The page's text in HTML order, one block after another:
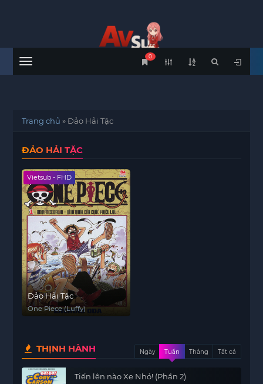
Menu
0
Trang chủ »Đảo Hải Tặc
ĐẢO HẢI TẶC
Vietsub - FHD
Đảo Hải Tặc
One Piece (Luffy)
THỊNH HÀNH Ngày Tuần Tháng Tất cả
Tiến lên nào Xe Nhỏ! (Phần 2)